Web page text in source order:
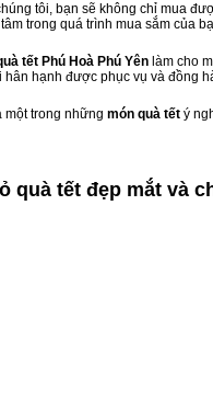
tôi, bạn sẽ không chỉ mua
trong quá trình mua sắm của
tết Phú Hoà Phú Yên làm cho
hân hạnh được phục vụ và đồng
một trong những món quà tết ý
quà tết đẹp mắt và